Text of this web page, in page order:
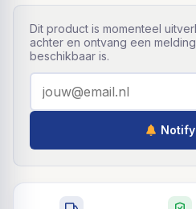
Dit product is momenteel
achter en ontvang een
beschikbaar is.
Notify